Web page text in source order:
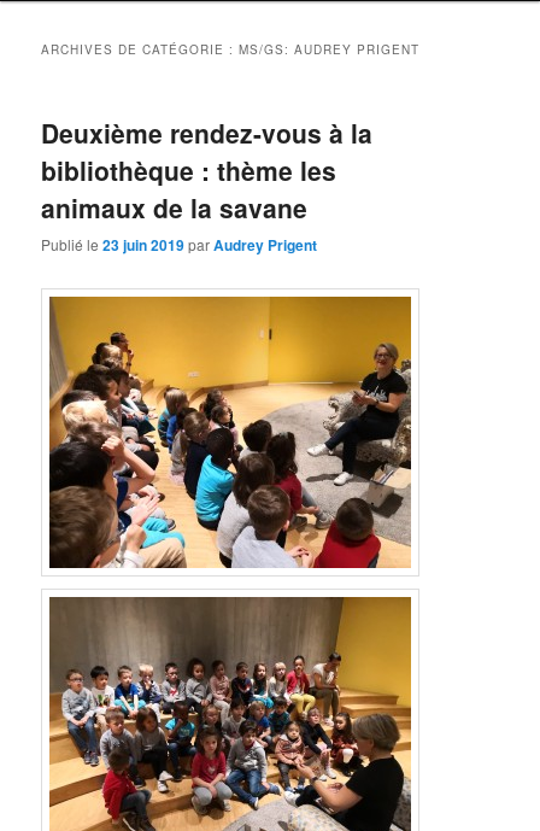
ARCHIVES DE CATÉGORIE :MS/GS: AUDREY PRIGENT
Deuxième rendez-vous à la
bibliothèque : thème les
animaux de la savane
Publié le23 juin 2019parAudrey Prigent